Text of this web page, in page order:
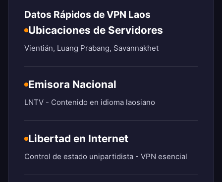
Datos Rápidos de VPN Laos
Ubicaciones de Servidores
Vientián, Luang Prabang, Savannakhet
Emisora Nacional
LNTV - Contenido en idioma laosiano
Libertad en Internet
Control de estado unipartidista - VPN esencial